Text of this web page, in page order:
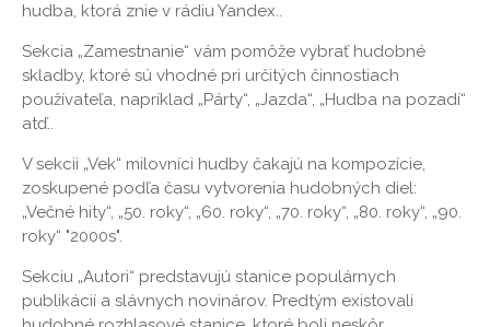
hudba, ktorá znie v rádiu Yandex..
Sekcia „Zamestnanie“ vám pomôže vybrať hudobné
skladby, ktoré sú vhodné pri určitých činnostiach
používateľa, napríklad „Párty“, „Jazda“, „Hudba na pozadí“
atď..
V sekcii „Vek“ milovníci hudby čakajú na kompozície,
zoskupené podľa času vytvorenia hudobných diel:
„Večné hity“, „50. roky“, „60. roky“, „70. roky“, „80. roky“, „90.
roky“ "2000s".
Sekciu „Autori“ predstavujú stanice populárnych
publikácií a slávnych novinárov. Predtým existovali